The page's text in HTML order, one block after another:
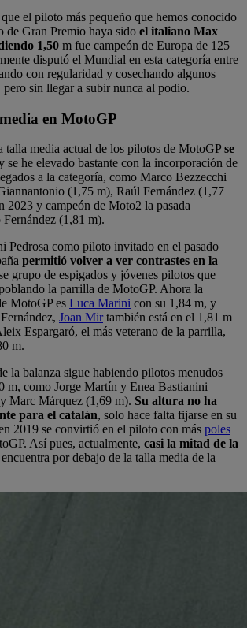
el piloto más pequeño que hemos conocido
de Gran Premio haya sido el italiano Max
1,50 m fue campeón de Europa de 125
disputó el Mundial en esta categoría entre
con regularidad y cosechando algunos
sin llegar a subir nunca al podio.
en MotoGP
talla media actual de los pilotos de MotoGPse
se he elevado bastante con la incorporación de
a la categoría, como Marco Bezzecchi
(1,75 m), Raúl Fernández (1,77
2023 y campeón de Moto2 la pasada
(1,81 m).
Pedrosa como piloto invitado en el pasado
permitió volver a ver contrastes en la
grupo de espigados y jóvenes pilotos que
la parrilla de MotoGP. Ahora la
MotoGP es Luca Marini con su 1,84 m, y
Joan Mirtambién está en el 1,81 m
Espargaró, el más veterano de la parrilla,
m.
la balanza sigue habiendo pilotos menudos
m, como Jorge Martín y Enea Bastianini
Marc Márquez (1,69 m). Su altura no ha
para el catalán, solo hace falta fijarse en su
2019 se convirtió en el piloto con más poles
Así pues, actualmente, casi la mitad de la
encuentra por debajo de la talla media de la